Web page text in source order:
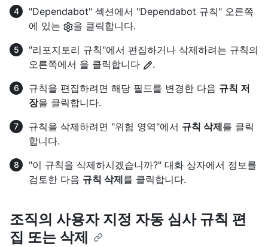
"Dependabot" 섹션에서 "Dependabot 규칙" 오른쪽
에 있는
을 클릭합니다.
"리포지토리 규칙"에서 편집하거나 삭제하려는 규칙의
오른쪽에서 을 클릭합니다
.
규칙을 편집하려면 해당 필드를 변경한 다음 규칙 저
장을 클릭합니다.
규칙을 삭제하려면 "위험 영역"에서 규칙 삭제를 클릭
합니다.
"이 규칙을 삭제하시겠습니까?" 대화 상자에서 정보를
검토한 다음 규칙 삭제를 클릭합니다.
조직의 사용자 지정 자동 심사 규칙 편
집 또는 삭제